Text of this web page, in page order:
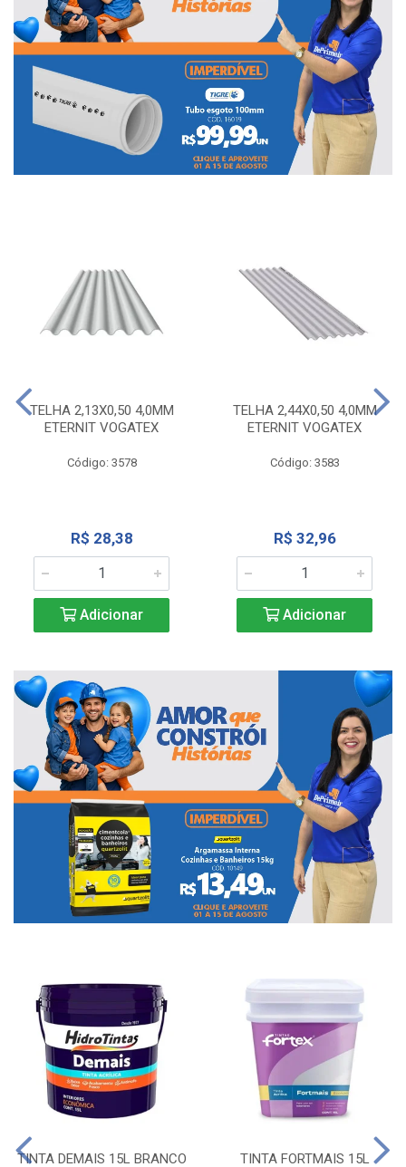
TELHA 2,13X0,50 4,0MM
ETERNIT VOGATEX
Código: 3578
R$ 28,38
Adicionar
TELHA 2,44X0,50 4,0MM
ETERNIT VOGATEX
Código: 3583
R$ 32,96
Adicionar
TINTA DEMAIS 15L BRANCO TINTA FORTMAIS 15L